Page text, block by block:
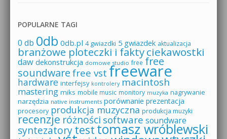
POPULARNE TAGI
0 db 0db 0db.pl 4 gwiazdki 5 gwiazdek aktualizacja
branżowe ploteczki i faktyciekawostki
daw dekonstrukcja domowe studio free free
soundware free vst freeware
hardware interfejsy kontrolery macintosh
mastering miks mobile music monitory muzyka nagrywanie
narzędzia native instruments porównanie prezentacja
procesory produkcja muzyczna produkcja muzyki
recenzje różności software soundware
syntezatorytesttomasz wróblewski